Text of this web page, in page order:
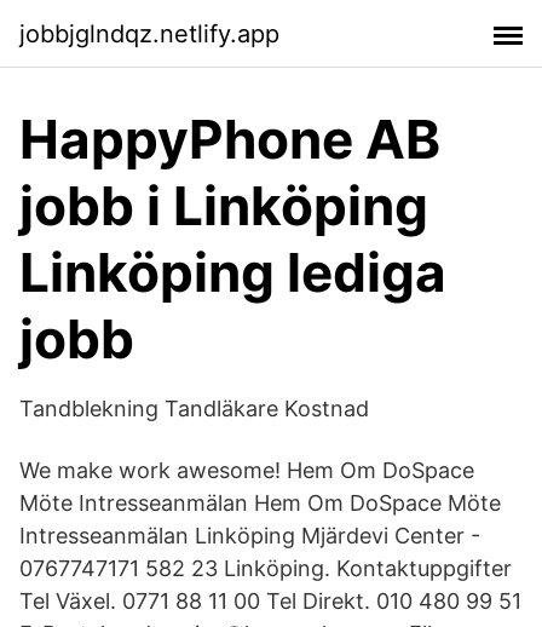
jobbjglndqz.netlify.app
HappyPhone AB
jobb i Linköping
Linköping lediga
jobb
Tandblekning Tandläkare Kostnad
We make work awesome! Hem Om DoSpace
Möte Intresseanmälan Hem Om DoSpace Möte
Intresseanmälan Linköping Mjärdevi Center -
0767747171 582 23 Linköping. Kontaktuppgifter
Tel Växel. 0771 88 11 00 Tel Direkt. 010 480 99 51